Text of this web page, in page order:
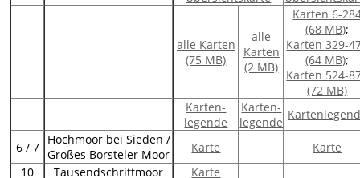
alle Karten
(75 MB)
alle
Karten
(2 MB)
Karten 6-
(68 MB);
Karten 329-
(64 MB);
Karten 524-
(72 MB)
Karten-
legende
Karten-
legende
6 / 7
Hochmoor bei Sieden /
Großes Borsteler Moor
Karte
Karte
10
Tausendschrittmoor
Karte